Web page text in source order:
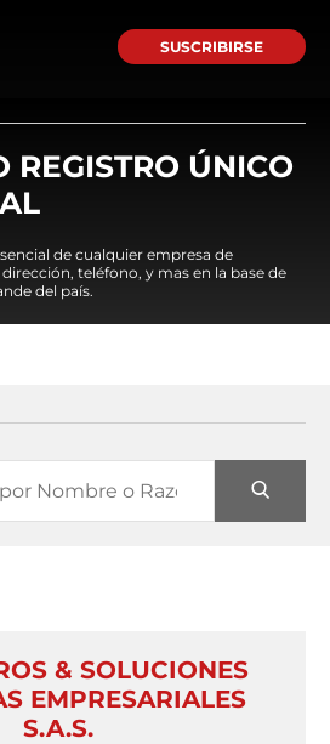
SUSCRIBIRSE
REGISTRO ÚNICO
de cualquier empresa de
teléfono, y mas en la base de
del país.
& SOLUCIONES
EMPRESARIALES
S.A.S.